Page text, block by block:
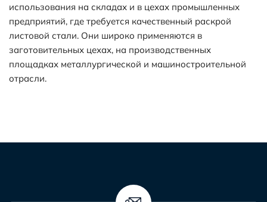
использования на складах и в цехах промышленных
предприятий, где требуется качественный раскрой
листовой стали. Они широко применяются в
заготовительных цехах, на производственных
площадках металлургической и машиностроительной
отрасли.